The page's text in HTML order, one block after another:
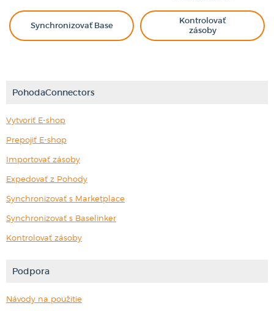
Synchronizovať Base
Kontrolovať
zásoby
PohodaConnectors
Vytvoriť E-shop
Prepojiť E-shop
Importovať zásoby
Expedovať z Pohody
Synchronizovať s Marketplace
Synchronizovať s Baselinker
Kontrolovať zásoby
Podpora
Návody na použitie